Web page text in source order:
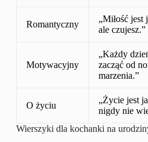
Romantyczny
„Miłość
ale czujesz.”
Motywacyjny
„Każdy
zacząć od
marzenia.”
O życiu
„Życie jest
nigdy nie
Wierszyki dla kochanki na